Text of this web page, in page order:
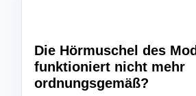
Die Hörmuschel des
funktioniert nicht mehr
ordnungsgemäß?